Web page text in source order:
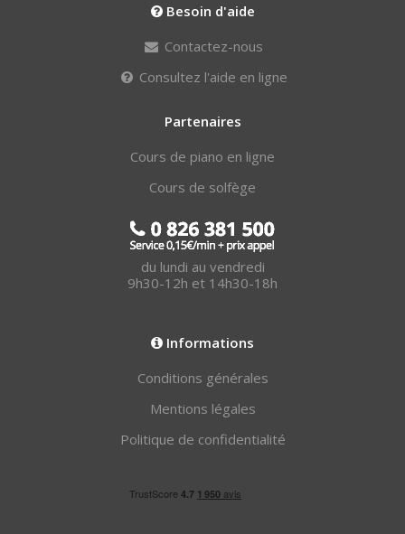
Besoin d'aide
Contactez-nous
Consultez l'aide en ligne
Partenaires
Cours de piano en ligne
Cours de solfège
du lundi au vendredi
9h30-12h et 14h30-18h
Informations
Conditions générales
Mentions légales
Politique de confidentialité